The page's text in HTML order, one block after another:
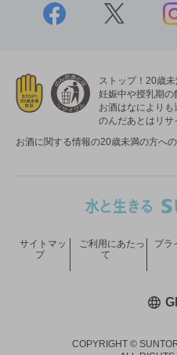
ストップ！20歳未
妊娠中や授乳期の
お酒はなによりも
のんだあとはリサ
お酒に関する情報の20歳未満の方へ
COPYRIGHT ©
サイトマッ
プ
ご利用にあたっ
て
プラ